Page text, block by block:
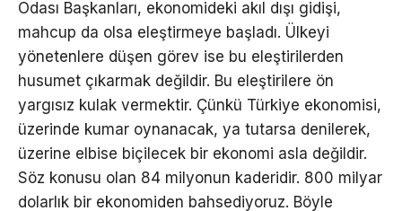
Odası Başkanları, ekonomideki akıl dışı gidişi,
mahcup da olsa eleştirmeye başladı. Ülkeyi
yönetenlere düşen görev ise bu eleştirilerden
husumet çıkarmak değildir. Bu eleştirilere ön
yargısız kulak vermektir. Çünkü Türkiye ekonomisi,
üzerinde kumar oynanacak, ya tutarsa denilerek,
üzerine elbise biçilecek bir ekonomi asla değildir.
Söz konusu olan 84 milyonun kaderidir. 800 milyar
dolarlık bir ekonomiden bahsediyoruz. Böyle